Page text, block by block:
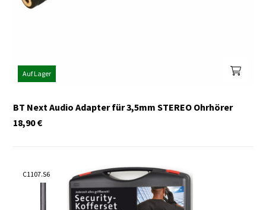
Auf Lager
BT Next Audio Adapter für 3,5mm STEREO Ohrhörer
€
18,90
C1107.S6